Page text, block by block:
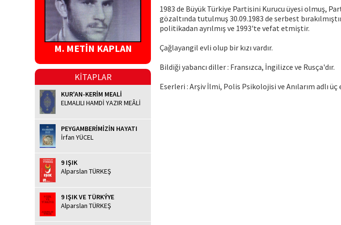
M. METİN KAPLAN
KİTAPLAR
KUR'AN-KERİM MEALİ
ELMALILI HAMDİ YAZIR MEÂLİ
PEYGAMBERİMİZİN HAYATI
İrfan YÜCEL
9 IŞIK
Alparslan TÜRKEŞ
9 IŞIK VE TÜRKÝYE
Alparslan TÜRKEŞ
1983 de Büyük Türkiye Partisini Kurucu üyesi olmuş,
gözaltında tutulmuş 30.09.1983 de serbest
politikadan ayrılmış ve 1993'te vefat etmiştir.
Çağlayangil evli olup bir kızı vardır.
Bildiği yabancı diller : Fransızca, İngilizce ve Rusça'dır.
Eserleri : Arşiv İlmi, Polis Psikolojisi ve Anılarım adlı üç